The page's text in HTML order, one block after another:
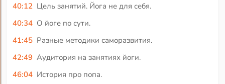
40:12 Цель занятий. Йога не для себя.
40:34 О йоге по сути.
41:45 Разные методики саморазвития.
42:49 Аудитория на занятиях йоги.
46:04 История про попа.